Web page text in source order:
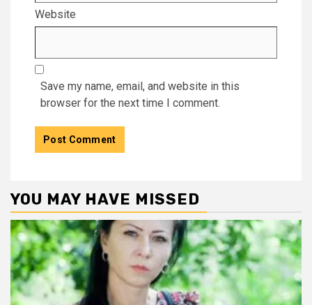
Website
Save my name, email, and website in this
browser for the next time I comment.
YOU MAY HAVE MISSED